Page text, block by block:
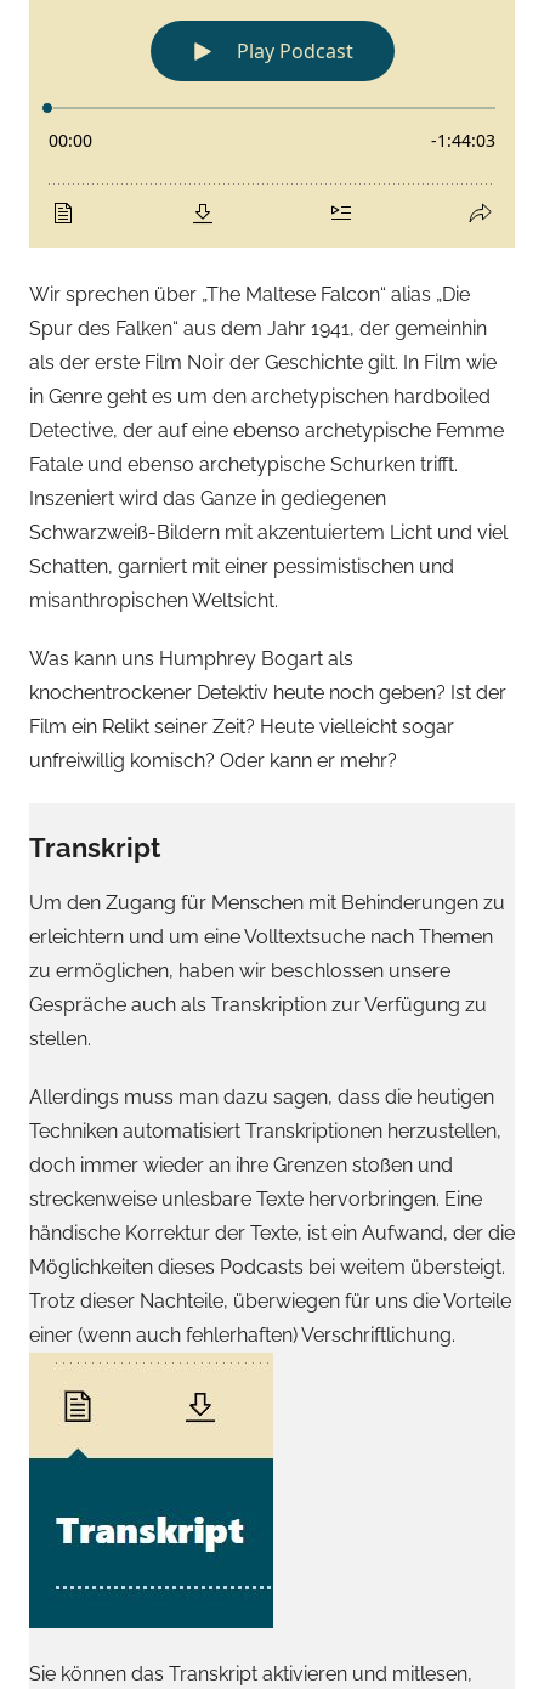
Wir sprechen über „The Maltese Falcon“ alias „Die
Spur des Falken“ aus dem Jahr 1941, der gemeinhin
als der erste Film Noir der Geschichte gilt. In Film wie
in Genre geht es um den archetypischen hardboiled
Detective, der auf eine ebenso archetypische Femme
Fatale und ebenso archetypische Schurken trifft.
Inszeniert wird das Ganze in gediegenen
Schwarzweiß-Bildern mit akzentuiertem Licht und viel
Schatten, garniert mit einer pessimistischen und
misanthropischen Weltsicht.
Was kann uns Humphrey Bogart als
knochentrockener Detektiv heute noch geben? Ist der
Film ein Relikt seiner Zeit? Heute vielleicht sogar
unfreiwillig komisch? Oder kann er mehr?
Transkript
Um den Zugang für Menschen mit Behinderungen zu
erleichtern und um eine Volltextsuche nach Themen
zu ermöglichen, haben wir beschlossen unsere
Gespräche auch als Transkription zur Verfügung zu
stellen.
Allerdings muss man dazu sagen, dass die heutigen
Techniken automatisiert Transkriptionen herzustellen,
doch immer wieder an ihre Grenzen stoßen und
streckenweise unlesbare Texte hervorbringen. Eine
händische Korrektur der Texte, ist ein Aufwand, der die
Möglichkeiten dieses Podcasts bei weitem übersteigt.
Trotz dieser Nachteile, überwiegen für uns die Vorteile
einer (wenn auch fehlerhaften) Verschriftlichung.
Sie können das Transkript aktivieren und mitlesen,